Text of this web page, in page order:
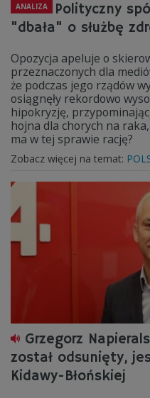
ANALIZA
Polityczny
"dbała" o służbę
Opozycja apeluje o
przeznaczonych dla
że podczas jego rządów
osiągnęły rekordowo
hipokryzję,
hojna dla chorych na
ma w tej sprawie rację?
Zobacz więcej na temat:
Grzegorz
został odsunięty,
Kidawy-Błońskiej